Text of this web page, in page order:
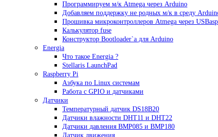
Программируем м/к Atmega через Arduino
Добавляем поддержку не родных м/к в среду
Прошивка микроконтроллеров Atmega через USBasp
Калькулятор fuse
Конструктор Bootloader`а для Arduino
Energia
Что такое Energia ?
Stellaris LaunchPad
Raspberry Pi
Азбука по Linux системам
Работа с GPIO и датчиками
Датчики
Температурный датчик DS18B20
Датчики влажности DHT11 и DHT22
Датчики давления BMP085 и BMP180
Датчик движения